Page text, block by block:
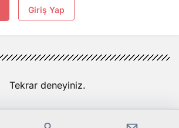
Giriş Yap
Tekrar deneyiniz.